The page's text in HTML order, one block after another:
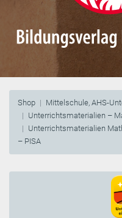
Shop Mittelschule, AHS-
Unterrichtsmaterialien –
Unterrichtsmaterialien
– PISA